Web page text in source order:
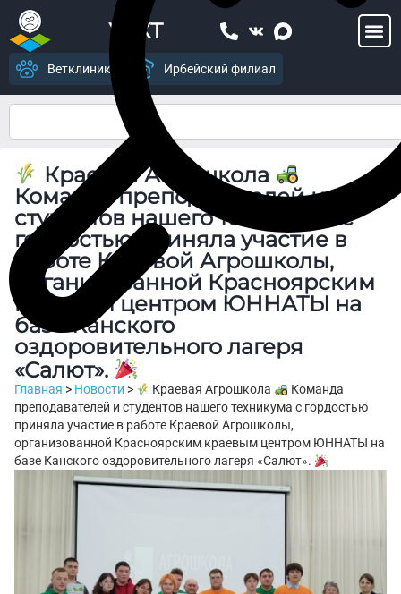
УСХТ
Ветклиника Ирбейский филиал
Краевая Агрошкола
Команда преподавателей и
студентов нашего техникума с
гордостью приняла участие в
работе Краевой Агрошколы,
организованной Красноярским
краевым центром ЮННАТЫ на
базе Канского
оздоровительного лагеря
«Салют».
Главная > Новости > Краевая Агрошкола
Команда
преподавателей и студентов нашего техникума с гордостью
приняла участие в работе Краевой Агрошколы,
организованной Красноярским краевым центром ЮННАТЫ на
базе Канского оздоровительного лагеря «Салют».